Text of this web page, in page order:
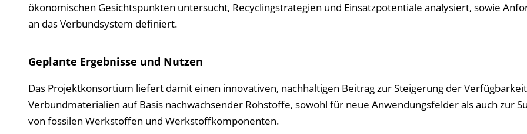
ökonomischen Gesichtspunkten untersucht, Recyclingstrategien und Einsatzpotentiale analysiert, sowie
an das Verbundsystem definiert.
Geplante Ergebnisse und Nutzen
Das Projektkonsortium liefert damit einen innovativen, nachhaltigen Beitrag zur Steigerung der
Verbundmaterialien auf Basis nachwachsender Rohstoffe, sowohl für neue Anwendungsfelder als auch zur
von fossilen Werkstoffen und Werkstoffkomponenten.